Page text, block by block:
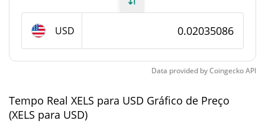
circulação
Fornecimento total
21,000,000 XELS
XELS Capitalização de mercado
USD
Data provided byCoingeckoAPI
Tempo Real XELS para USD Gráfico de Preço
(XELS para USD)